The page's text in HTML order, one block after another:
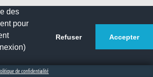
des
pour
Refuser Accepter
de confidentialité